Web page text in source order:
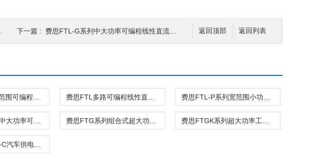
返回列表
返回顶部
下一篇 : 费思FTL-G系列中大功率可编程线性直流电源